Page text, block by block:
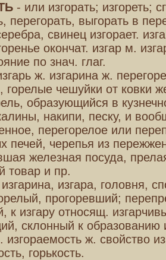
- или изгорать; изгореть;
перегорать, выгорать в
свинец изгорает.
окончат. изгар м.
по знач. глаг.
ж. изгарина ж.
горелые чешуйки от ковки
образующийся в
накипи, песку, и
перегорелое или
печей, черепья из
железная посуда,
товар и пр.
изгарина, изгара, головня,
прогоревший;
к изгару относящ.
склонный к образованию
изгораемость ж. свойство
горькость.